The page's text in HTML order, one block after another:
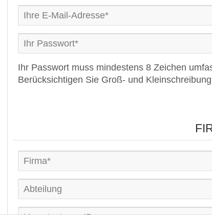
Ihr Passwort muss mindestens 8 Zeichen
Berücksichtigen Sie Groß- und